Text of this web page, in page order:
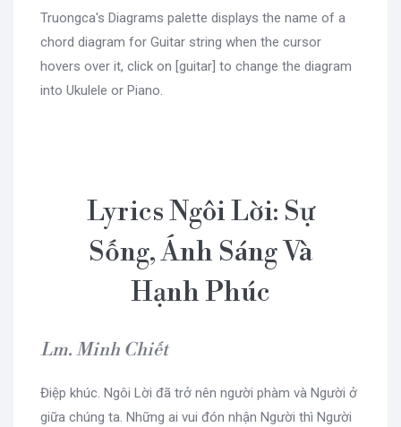
Truongca's Diagrams palette displays the name of a
chord diagram for Guitar string when the cursor
hovers over it, click on [guitar] to change the diagram
into Ukulele or Piano.
Lyrics Ngôi Lời: Sự
Sống, Ánh Sáng Và
Hạnh Phúc
Lm. Minh Chiết
Điệp khúc. Ngôi Lời đã trở nên người phàm và Người ở
giữa chúng ta. Những ai vui đón nhận Người thì Người